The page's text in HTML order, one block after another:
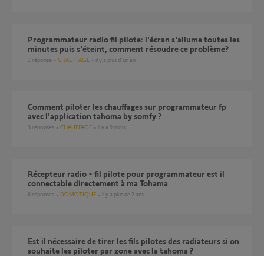
Programmateur radio fil pilote: l'écran s'allume toutes les
minutes puis s'éteint, comment résoudre ce problème?
1 réponse CHAUFFAGE il y a plus d'un an
Comment piloter les chauffages sur programmateur fp
avec l'application tahoma by somfy ?
3 réponses CHAUFFAGE il y a 9 mois
Récepteur radio - fil pilote pour programmateur est il
connectable directement à ma Tohama
6 réponses DOMOTIQUE il y a plus de 2 ans
Est il nécessaire de tirer les fils pilotes des radiateurs si on
souhaite les piloter par zone avec la tahoma ?